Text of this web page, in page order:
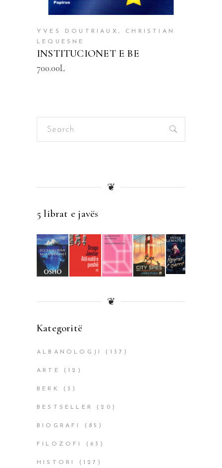
YVES DOUTRIAUX, CHRISTIAN
LEQUESNE
INSTITUCIONET E BE
700.00L
Search
❦
5 librat e javës
❦
Kategoritë
ALBANOLOGJI (137)
ARTE (12)
BERK (3)
BESTSELLER (20)
BIOGRAFI (85)
FILOZOFI (63)
HISTORI (127)